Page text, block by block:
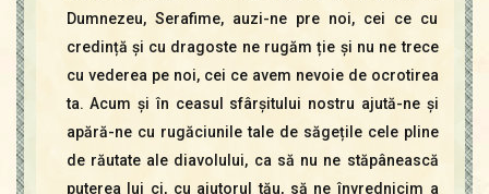
Dumnezeu, Serafime, auzi-ne pre noi, cei ce cu
credință și cu dragoste ne rugăm ție și nu ne trece
cu vederea pe noi, cei ce avem nevoie de ocrotirea
ta. Acum și în ceasul sfârșitului nostru ajută-ne și
apără-ne cu rugăciunile tale de săgețile cele pline
de răutate ale diavolului, ca să nu ne stăpânească
puterea lui ci, cu ajutorul tău, să ne învrednicim a